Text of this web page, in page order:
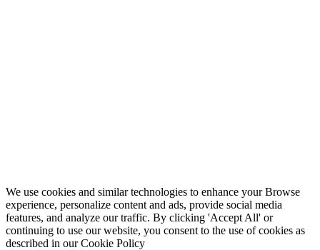
We use cookies and similar technologies to enhance your Browse
experience, personalize content and ads, provide social media
features, and analyze our traffic. By clicking 'Accept All' or
continuing to use our website, you consent to the use of cookies as
described in ourCookie Policy